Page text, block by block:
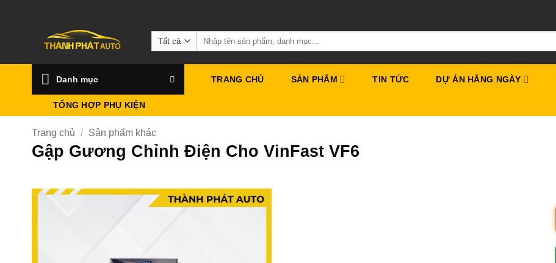
Tìm
kiếm:
Danh mục TRANG CHỦ SẢN PHẨM TIN TỨC DỰ ÁN HẰNG NGÀY
TỔNG HỢP PHỤ KIỆN
Trang chủ / Sản phẩm khác
Gập Gương Chỉnh Điện Cho VinFast VF6